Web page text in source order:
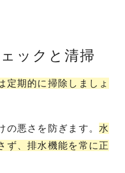
ックと清掃
定期的に掃除しましょ
の悪さを防ぎます。 水
ず、排水機能を常に正